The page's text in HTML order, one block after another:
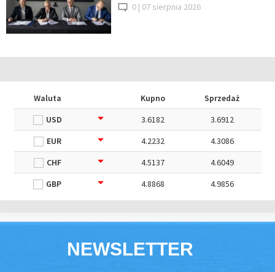
0 | 07 sierpnia 2026
Waluta Kupno
Sprzedaż
USD
3.6182
3.6912
EUR
4.2232
4.3086
CHF
4.5137
4.6049
GBP
4.8868 4.9856
NEWSLETTER